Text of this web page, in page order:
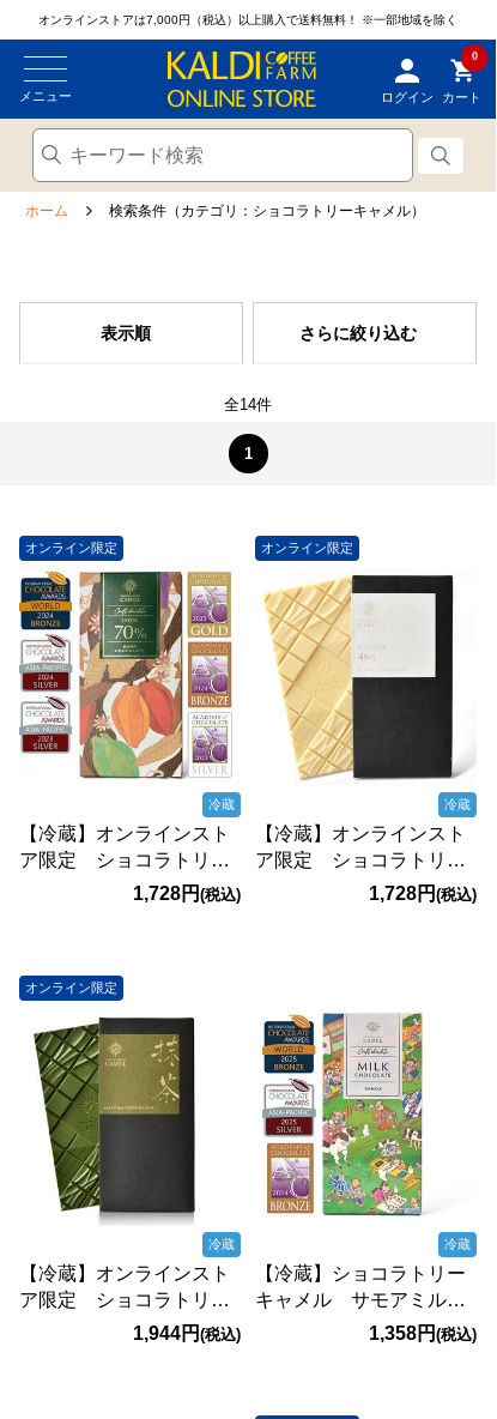
オンラインストアは7,000円（税込）以上購入で送料無料！ ※一部地域を除く
メニュー ログイン
0
カート
ホーム 検索条件（カテゴリ：ショコラトリーキャメル）
表示順 さらに絞り込む
全14件
1
オンライン限定
冷蔵
【冷蔵】オンラインスト
ア限定 ショコラトリー
キャメル インド70％
1,728円(税込)
オンライン限定
冷蔵
【冷蔵】オンラインスト
ア限定 ショコラトリー
キャメル エクアドル
1,728円 (税込)
オンライン限定
冷蔵
【冷蔵】オンラインスト
ア限定 ショコラトリー
キャメル 抹茶チョコレ
1,944円(税込)
冷蔵
【冷蔵】ショコラトリー
キャメル サモアミルク
チョコレート 45g【賞
1,358円 (税込)